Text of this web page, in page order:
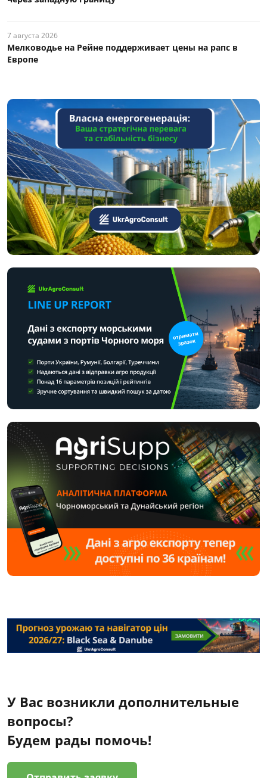
7 августа 2026
Мелководье на Рейне поддерживает цены на рапс в
Европе
У Вас возникли дополнительные
вопросы?
Будем рады помочь!